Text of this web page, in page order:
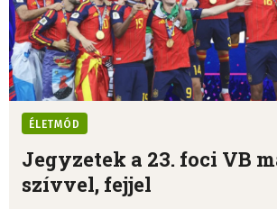
ÉLETMÓD
Jegyzetek a 23. foci VB
szívvel, fejjel